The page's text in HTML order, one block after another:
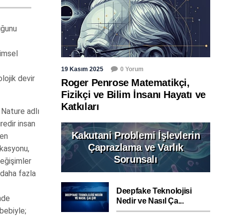
devir
adlı
insan
fazla
19 Kasım 2025 0 Yorum
Roger Penrose Matematikçi,
Fizikçi ve Bilim İnsanı Hayatı ve
Katkıları
Kakutani Problemi İşlevlerin
Çaprazlama ve Varlık
Sorunsalı
Deepfake Teknolojisi
Nedir ve Nasıl Ça...